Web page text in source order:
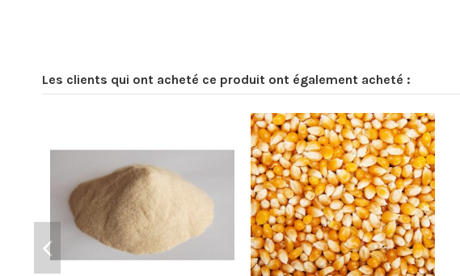
Les clients qui ont acheté ce produit ont également acheté :